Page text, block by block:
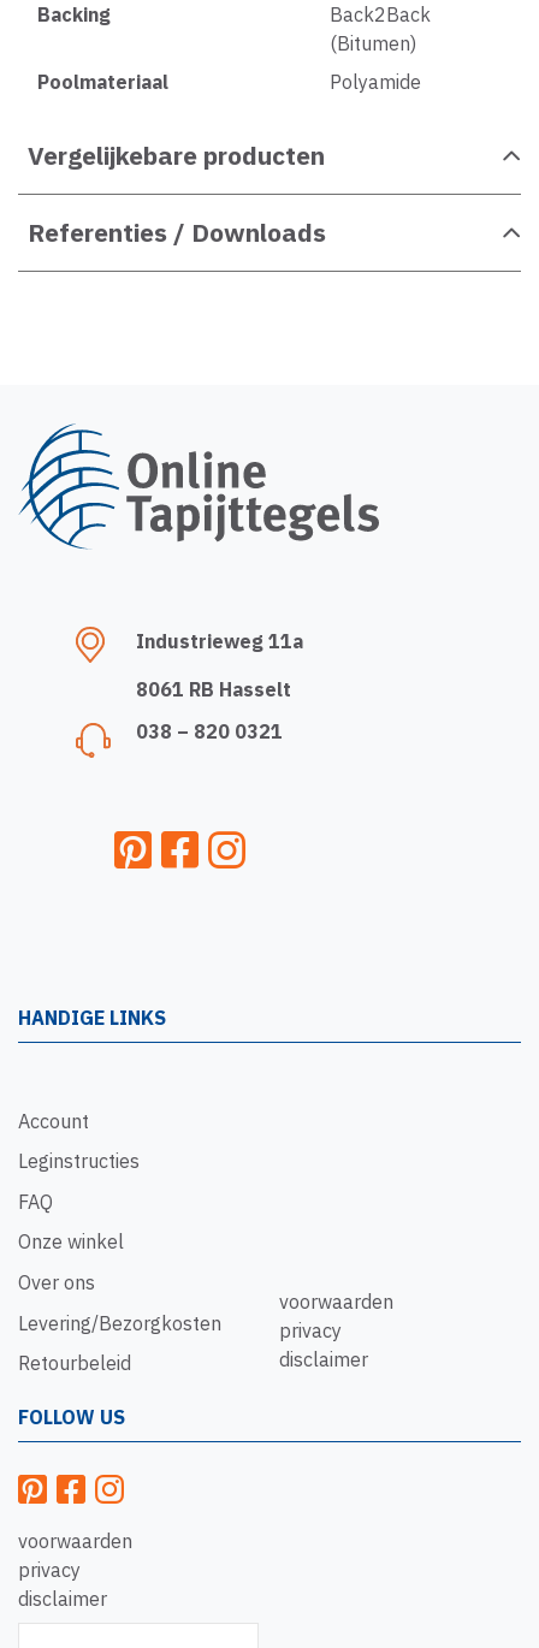
Backing
Back2Back
(Bitumen)
Poolmateriaal
Polyamide
Vergelijkebare producten
Referenties / Downloads
Industrieweg 11a
8061 RB Hasselt
038 – 820 0321
HANDIGE LINKS
Account
Leginstructies
FAQ
Onze winkel
Over ons
Levering/Bezorgkosten
Retourbeleid
voorwaarden
privacy
disclaimer
FOLLOW US
voorwaarden
privacy
disclaimer